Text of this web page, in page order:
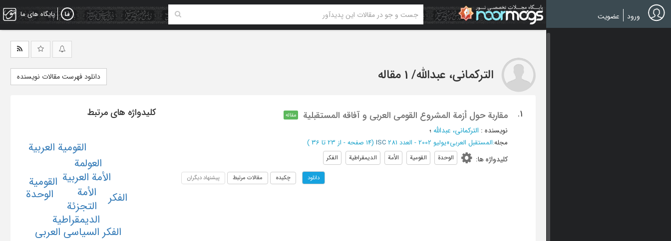
Skip
to
main
پایگاه های ما ورود عضویت
الترکمانی، عبدالله/ 1 مقاله دانلود فهرست مقالات نویسنده
1. مقاربة حول أزمة المشروع القومی العربی و آفاقه المستقبلیة مقاله
نویسنده : الترکمانی، عبدالله ؛
مجله:المستقبل العربی»یولیو 2002 - العدد 281 ISC (‎14 صفحه - از 23 تا 36 )
کلیدواژه ها: الوحدة القومیة الأمة الدیمقراطیة الفکر
دانلود چکیده مقالات مرتبط پیشنهاد دیگران
کلیدواژه های مرتبط
الأمة
الأمة العربیة
التجزئة
الدیمقراطیة
العولمة
الفکر
الفکر السیاسی العربی
القومیة
القومیة العربیة
الوحدة